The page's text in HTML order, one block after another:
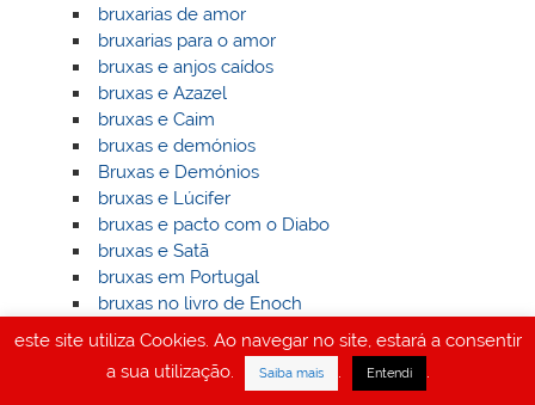
bruxarias de amor
bruxarias para o amor
bruxas e anjos caídos
bruxas e Azazel
bruxas e Caim
bruxas e demónios
Bruxas e Demónios
bruxas e Lúcifer
bruxas e pacto com o Diabo
bruxas e Satã
bruxas em Portugal
bruxas no livro de Enoch
bruxas, os dons das bruxas
bruxas, os nomes secretos das bruxas
bruxas, sedução demoníaca
este site utiliza Cookies. Ao navegar no site, estará a consentir
a sua utilização.
Saiba mais . Entendi .